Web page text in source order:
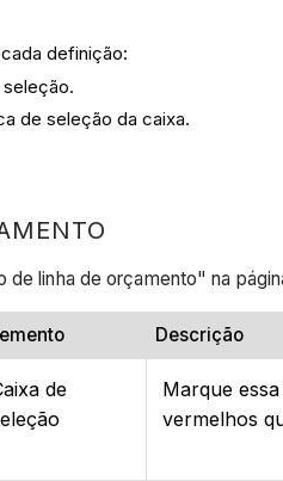
definição:
seleção.
de seleção da caixa.
linha de orçamento" na
Descrição
de
Marque
vermelhos